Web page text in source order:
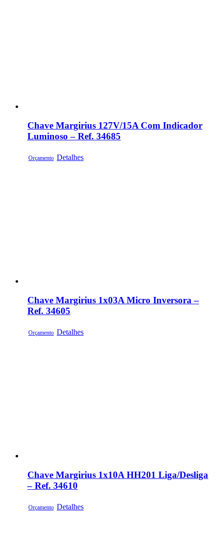
Chave Margirius 127V/15A Com Indicador
Luminoso – Ref. 34685
Orçamento Detalhes
Chave Margirius 1x03A Micro Inversora –
Ref. 34605
Orçamento Detalhes
Chave Margirius 1x10A HH201 Liga/Desliga
– Ref. 34610
Orçamento Detalhes